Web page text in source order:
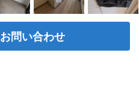
お問い合わせ